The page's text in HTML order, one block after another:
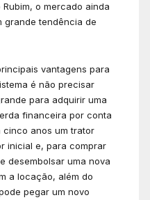
o mercado ainda
grande tendência de
vantagens para
é não precisar
para adquirir uma
financeira por conta
cinco anos um trator
inicial e, para comprar
desembolsar uma nova
a locação, além do
pegar um novo